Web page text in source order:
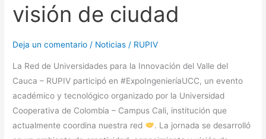
visión de ciudad
Deja un comentario / Noticias / RUPIV
La Red de Universidades para la Innovación del Valle del
Cauca – RUPIV participó en #ExpoIngenieríaUCC, un evento
académico y tecnológico organizado por la Universidad
Cooperativa de Colombia – Campus Cali, institución que
actualmente coordina nuestra red
. La jornada se desarrolló